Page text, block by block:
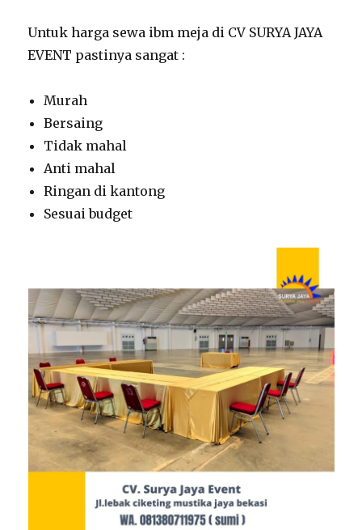
Untuk harga sewa ibm meja di CV SURYA JAYA
EVENT pastinya sangat :
Murah
Bersaing
Tidak mahal
Anti mahal
Ringan di kantong
Sesuai budget